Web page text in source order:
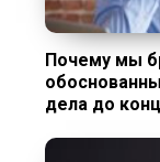
Почему мы
дела до